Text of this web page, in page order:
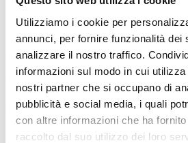
Utilizziamo i cookie per
annunci, per fornire funzionalità dei
analizzare il nostro traffico.
informazioni sul modo in cui
nostri partner che si occupano di
pubblicità e social media, i quali
con altre informazioni che ha
raccolto dal suo utilizzo dei loro
Orbea ha scelto di utilizzare il motore
configurazione RS. Si tratta di un motore
rider e che dona una particolare
potenza di coppia offerta dal motore
diventano 150 Nm con la modalità